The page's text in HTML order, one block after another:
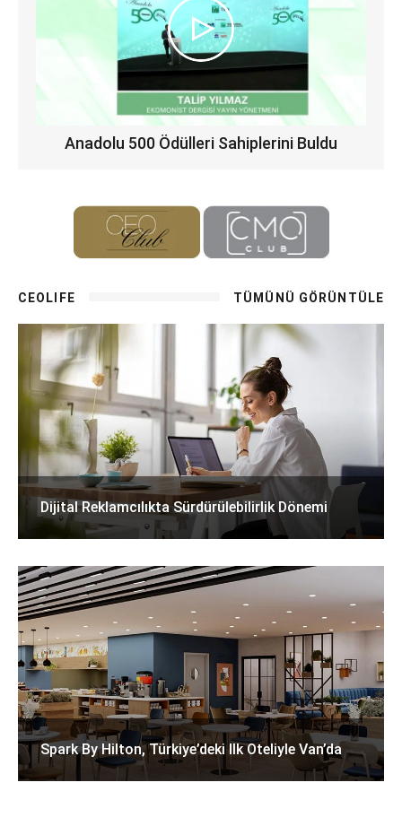
Anadolu 500 Ödülleri Sahiplerini Buldu
CEOLIFE TÜMÜNÜ GÖRÜNTÜLE
Dijital Reklamcılıkta Sürdürülebilirlik Dönemi
Spark By Hilton, Türkiye’deki Ilk Oteliyle Van’da